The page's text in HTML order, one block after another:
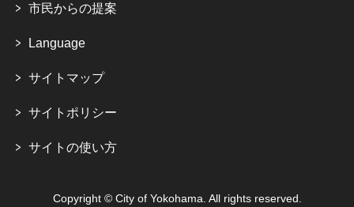
市民からの提案
Language
サイトマップ
サイトポリシー
サイトの使い方
Copyright © City of Yokohama. All rights reserved.